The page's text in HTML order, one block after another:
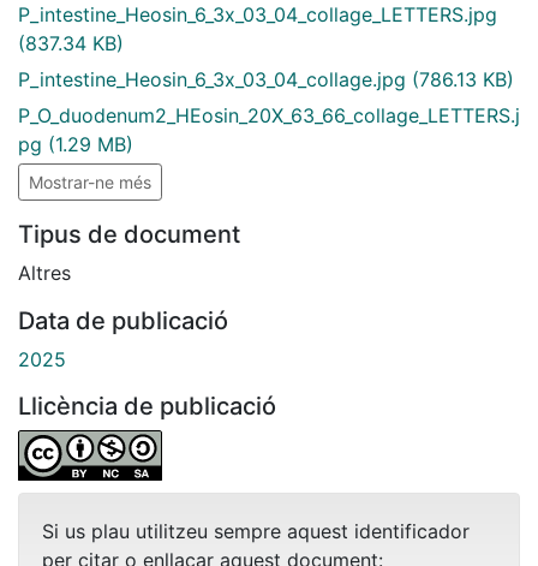
P_intestine_Heosin_6_3x_03_04_collage_LETTERS.jpg
(837.34 KB)
P_intestine_Heosin_6_3x_03_04_collage.jpg (786.13 KB)
P_O_duodenum2_HEosin_20X_63_66_collage_LETTERS.j
pg (1.29 MB)
Mostrar-ne més
Tipus de document
Altres
Data de publicació
2025
Llicència de publicació
Si us plau utilitzeu sempre aquest identificador
per citar o enllaçar aquest document: